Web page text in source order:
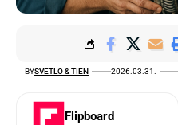
BYSVETLO & TIEN 2026.03.31.
Flipboard